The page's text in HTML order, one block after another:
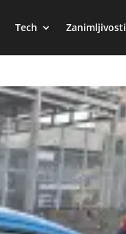
Tech Zanimljivosti